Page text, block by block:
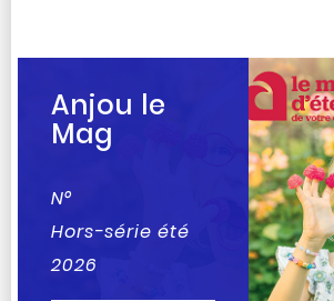
Anjou le
Mag
N°
Hors-série été
2026